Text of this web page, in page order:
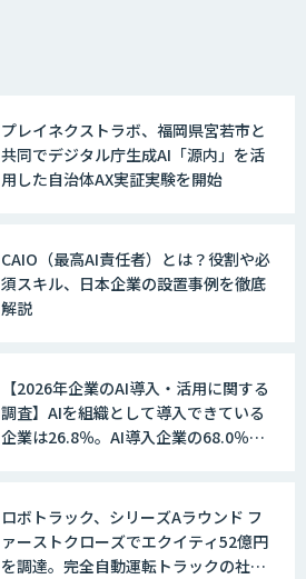
プレイネクストラボ、福岡県宮若市と
共同でデジタル庁生成AI「源内」を活
用した自治体AX実証実験を開始
CAIO（最高AI責任者）とは？役割や必
須スキル、日本企業の設置事例を徹底
解説
【2026年企業のAI導入・活用に関する
調査】AIを組織として導入できている
企業は26.8％。AI導入企業の68.0％
ロボトラック、シリーズAラウンド フ
ァーストクローズでエクイティ52億円
を調達。完全自動運転トラックの社会